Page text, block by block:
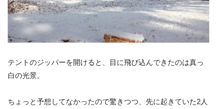
テントのジッパーを開けると、目に飛び込んできたのは真っ
白の光景。
ちょっと予想してなかったので驚きつつ、先に起きていた2人